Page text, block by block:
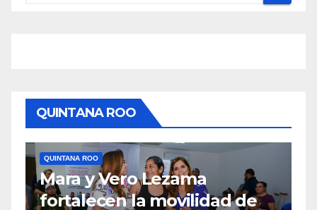
QUINTANA ROO
QUINTANA ROO TULUM
Medidas concretas para
mejorar el acceso a playas